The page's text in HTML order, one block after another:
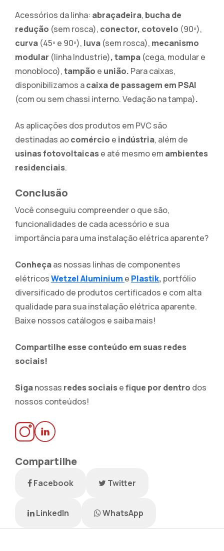
Acessórios da linha: abraçadeira, bucha de
redução (sem rosca), conector, cotovelo (90º),
curva (45º e 90º), luva (sem rosca), mecanismo
modular (linha Industrie),tampa (cega, modular e
monobloco),tampão e união. Para caixas,
disponibilizamos acaixa de passagem em PSAI
(com ou sem chassi interno. Vedação na tampa).
As aplicações dos produtos em PVC são
destinadas aocomércio e indústria, além de
usinas fotovoltaicase até mesmo em ambientes
residenciais.
Conclusão
Você conseguiu compreender o que são,
funcionalidades de cada acessório e sua
importância para uma instalação elétrica aparente?
Conheçaas nossas linhas de componentes
elétricosWetzel Aluminium e Plastik, portfólio
diversificado de produtos certificados e com alta
qualidade para sua instalação elétrica aparente.
Baixe nossos catálogos e saiba mais!
Compartilhe esse conteúdo em suas redes
sociais!
Siganossas redes sociaisefique por dentro dos
nossos conteúdos!
Compartilhe
Facebook Twitter
LinkedIn WhatsApp